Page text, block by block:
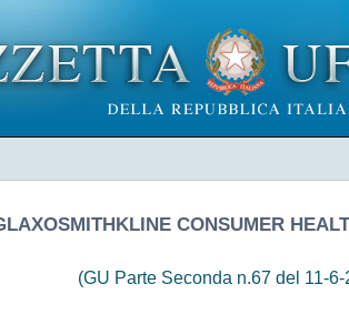
CONSUMER
(GU Parte Seconda n.67 del 11-6-